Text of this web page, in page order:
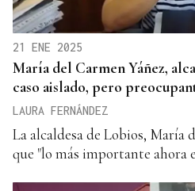
21 ENE 2025
María del Carmen Yáñez,
caso aislado, pero
LAURA FERNÁNDEZ
La alcaldesa de Lobios, María
que "lo más importante ahora